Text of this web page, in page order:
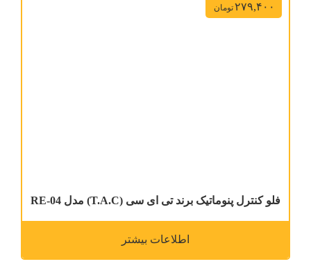
فلو کنترل پنوماتیک برند تی ای سی (T.A.C) مدل RE-04
۲۷۹,۴۰۰تومان
اطلاعات بیشتر